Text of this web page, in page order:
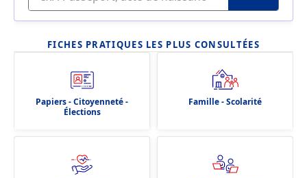
FICHES PRATIQUES LES PLUS CONSULTÉES
Papiers - Citoyenneté -
Élections
Famille - Scolarité